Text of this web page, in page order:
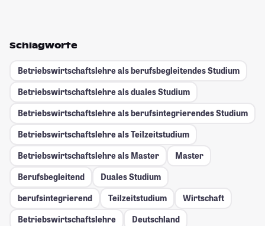
Schlagworte
Betriebswirtschaftslehre als berufsbegleitendes Studium
Betriebswirtschaftslehre als duales Studium
Betriebswirtschaftslehre als berufsintegrierendes Studium
Betriebswirtschaftslehre als Teilzeitstudium
Betriebswirtschaftslehre als Master
Master
Berufsbegleitend
Duales Studium
berufsintegrierend
Teilzeitstudium
Wirtschaft
Betriebswirtschaftslehre
Deutschland